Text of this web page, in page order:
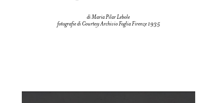
di Maria Pilar Lebole
fotografie di Courtesy Archivio Foglia Firenze 1935